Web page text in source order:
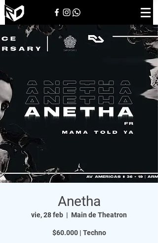
Anetha
vie, 28 feb
  |
Main de Theatron
$60.000 | Techno